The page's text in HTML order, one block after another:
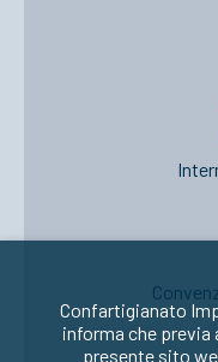
Confartigianato
informa che previa
presente sito